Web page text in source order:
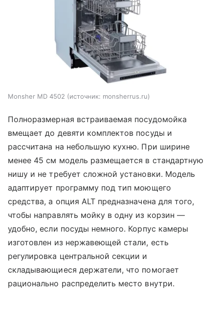
Monsher MD 4502 источник: monsherrus.ru
Полноразмерная встраиваемая посудомойка
вмещает до девяти комплектов посуды и
рассчитана на небольшую кухню. При ширине
менее 45 см модель размещается в стандартную
нишу и не требует сложной установки. Модель
адаптирует программу под тип моющего
средства, а опция ALT предназначена для того,
чтобы направлять мойку в одну из корзин —
удобно, если посуды немного. Корпус камеры
изготовлен из нержавеющей стали, есть
регулировка центральной секции и
складывающиеся держатели, что помогает
рационально распределить место внутри.